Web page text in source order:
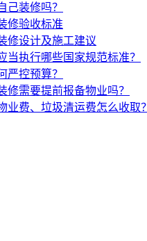
己装修吗？
修验收标准
修设计及施工建议
当执行哪些国家规范标准？
严控预算？
修需要提前报备物业吗？
业费、垃圾清运费怎么收取？